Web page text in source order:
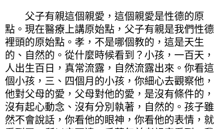
父子有親這個親愛，這個親愛是性德的原
點。現在醫療上講原始點，父子有親是我們性德
裡頭的原始點。孝，不是哪個教的，這是天生
的、自然的。從什麼時候看到？小孩，一百天，
人出生百日，真常流露，自然流露出來。你看這
個小孩，三、四個月的小孩，你細心去觀察他，
他對父母的愛，父母對他的愛，是沒有條件的，
沒有起心動念、沒有分別執著，自然的。孩子雖
然不會說話，你看他的眼神，你看他的表情，就